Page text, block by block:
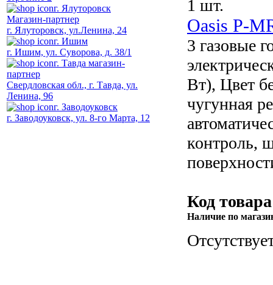
г. Ялуторовск
Магазин-партнер
г. Ялуторовск, ул.Ленина, 24
г. Ишим
г. Ишим, ул. Суворова, д. 38/1
г. Тавда магазин-
партнер
Свердловская обл., г. Тавда, ул.
Ленина, 96
г. Заводоуковск
г. Заводоуковск, ул. 8-го Марта, 12
1 шт.
Oasis P-
3 газовые
Вт), Цвет
чугунная
контроль,
Код
Наличие по